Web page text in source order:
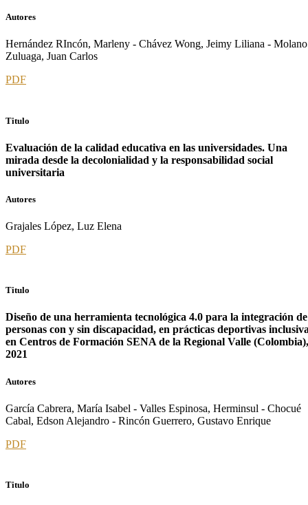
Autores
Hernández RIncón, Marleny - Chávez Wong, Jeimy Liliana - Molano
Zuluaga, Juan Carlos
PDF
Titulo
Evaluación de la calidad educativa en las universidades. Una
mirada desde la decolonialidad y la responsabilidad social
universitaria
Autores
Grajales López, Luz Elena
PDF
Titulo
Diseño de una herramienta tecnológica 4.0 para la integración de
personas con y sin discapacidad, en prácticas deportivas
en Centros de Formación SENA de la Regional Valle (Colombia),
2021
Autores
García Cabrera, María Isabel - Valles Espinosa, Herminsul - Chocué
Cabal, Edson Alejandro - Rincón Guerrero, Gustavo Enrique
PDF
Titulo